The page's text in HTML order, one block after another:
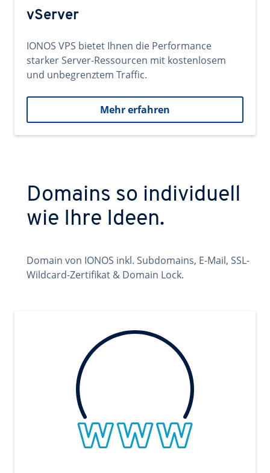
vServer
IONOS VPS bietet Ihnen die Performance
starker Server-Ressourcen mit kostenlosem
und unbegrenztem Traffic.
Mehr erfahren
Domains so individuell
wie Ihre Ideen.
Domain von IONOS inkl. Subdomains, E-Mail, SSL-
Wildcard-Zertifikat & Domain Lock.